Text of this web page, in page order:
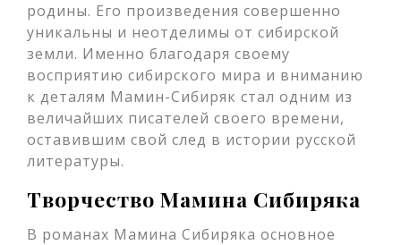
родины. Его произведения совершенно
уникальны и неотделимы от сибирской
земли. Именно благодаря своему
восприятию сибирского мира и вниманию
к деталям Мамин-Сибиряк стал одним из
величайших писателей своего времени,
оставившим свой след в истории русской
литературы.
Творчество Мамина Сибиряка
В романах Мамина Сибиряка основное